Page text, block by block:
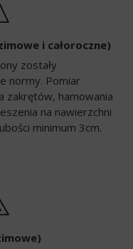
i całoroczne)
zostały
normy. Pomiar
zakrętów, hamowania
na nawierzchni
minimum 3cm.